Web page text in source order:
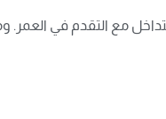
مع التقدم في